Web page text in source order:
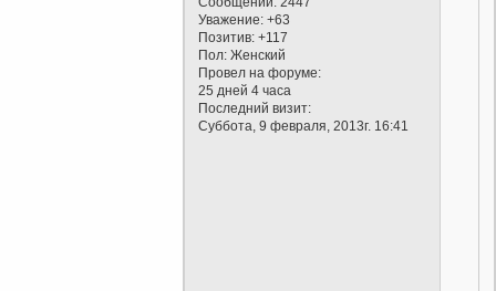
Уважение: +63
Позитив: +117
Пол: Женский
Провел на форуме:
25 дней 4 часа
Последний визит:
Суббота, 9 февраля, 2013г. 16:41